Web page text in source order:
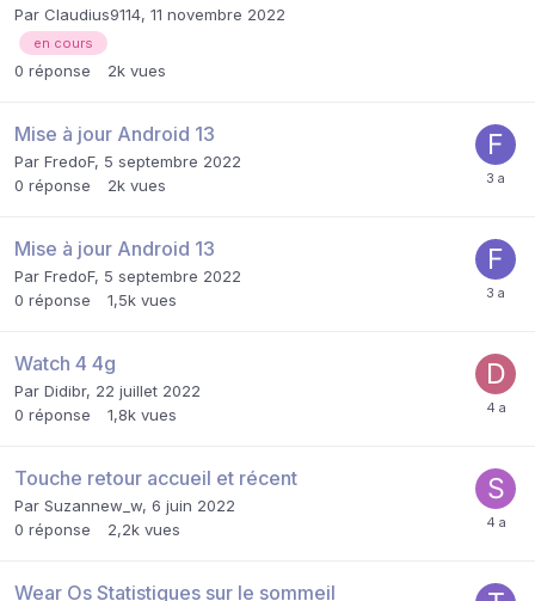
Par Claudius9114, 11 novembre 2022
en cours
0 réponse 2k vues
Mise à jour Android 13
Par FredoF, 5 septembre 2022
0 réponse 2k vues
Mise à jour Android 13
Par FredoF, 5 septembre 2022
0 réponse 1,5k vues
Watch 4 4g
Par Didibr, 22 juillet 2022
0 réponse 1,8k vues
Touche retour accueil et récent
Par Suzannew_w, 6 juin 2022
0 réponse 2,2k vues
Wear Os Statistiques sur le sommeil